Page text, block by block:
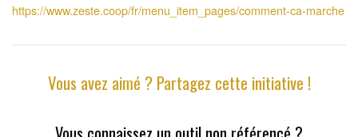
https://www.zeste.coop/fr/menu_item_pages/comment-ca-marche
Vous avez aimé ? Partagez cette initiative !